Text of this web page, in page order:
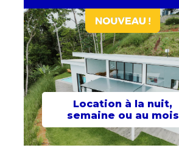
Location à la nuit,
semaine ou au mois